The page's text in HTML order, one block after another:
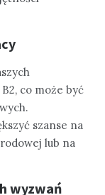
co może być
szanse na
lub na
wyzwań